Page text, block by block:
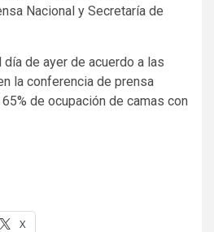
Nacional y Secretaría de
de ayer de acuerdo a las
la conferencia de prensa
de ocupación de camas con
X